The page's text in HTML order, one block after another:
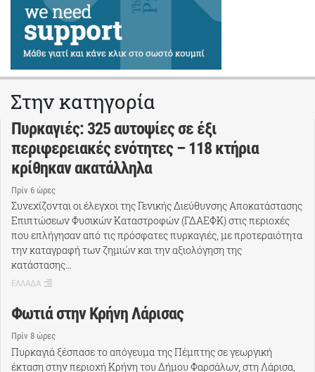
Στην κατηγορία
Πυρκαγιές: 325 αυτοψίες σε έξι
περιφερειακές ενότητες – 118 κτήρια
κρίθηκαν ακατάλληλα
Πρίν 6 ώρες
Συνεχίζονται οι έλεγχοι της Γενικής Διεύθυνσης Αποκατάστασης
Επιπτώσεων Φυσικών Καταστροφών (ΓΔΑΕΦΚ) στις περιοχές
που επλήγησαν από τις πρόσφατες πυρκαγιές, με προτεραιότητα
την καταγραφή των ζημιών και την αξιολόγηση της
κατάστασης…
ΕΛΛΑΔΑ
Φωτιά στην Κρήνη Λάρισας
Πρίν 8 ώρες
Πυρκαγιά ξέσπασε το απόγευμα της Πέμπτης σε γεωργική
έκταση στην περιοχή Κρήνη του Δήμου Φαρσάλων, στη Λάρισα,